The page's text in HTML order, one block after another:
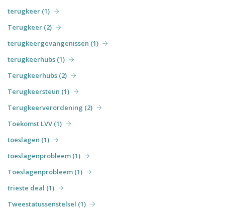
terugkeer (1)
Terugkeer (2)
terugkeergevangenissen (1)
terugkeerhubs (1)
Terugkeerhubs (2)
Terugkeersteun (1)
Terugkeerverordening (2)
Toekomst LVV (1)
toeslagen (1)
toeslagenprobleem (1)
Toeslagenprobleem (1)
trieste deal (1)
Tweestatussenstelsel (1)